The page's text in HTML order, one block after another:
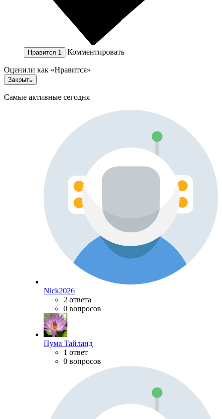
Нравится 1 Комментировать
Оценили как «Нравится»
Закрыть
Самые активные сегодня
Nick2026
2 ответа
0 вопросов
Пума Тайланд
1 ответ
0 вопросов